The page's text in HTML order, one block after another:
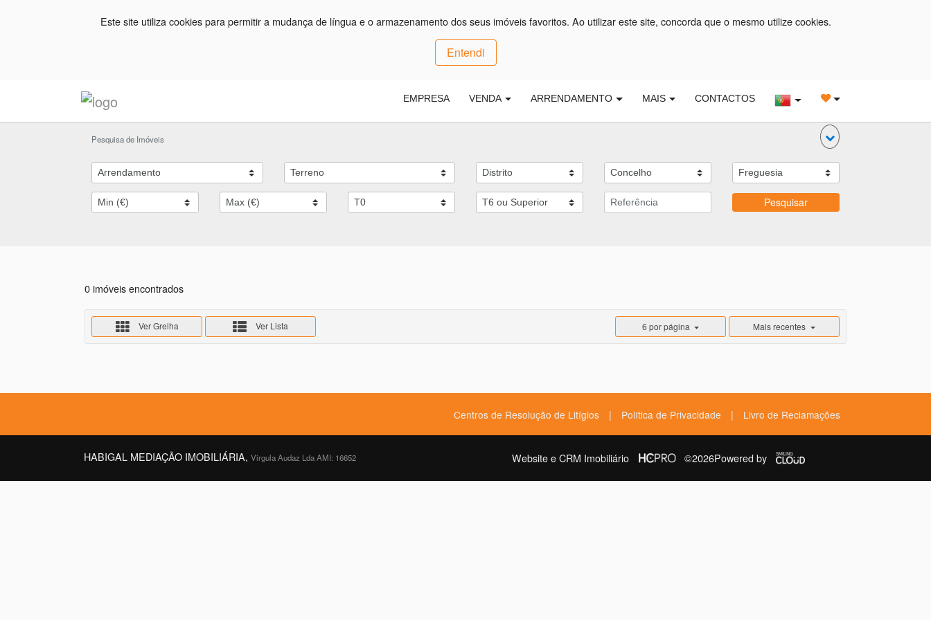
Este site utiliza cookies para permitir a mudança de língua e o armazenamento dos seus imóveis favoritos. Ao utilizar este site, concorda que o mesmo utilize cookies.
Entendi
EMPRESA VENDA ARRENDAMENTO MAIS CONTACTOS
Pesquisa de Imóveis
Pesquisar
0 imóveis encontrados
Ver Grelha Ver Lista 6 por página Mais recentes
Centros de Resolução de Litígios | Política de Privacidade | Livro de Reclamações
HABIGAL MEDIAÇÃO IMOBILIÁRIA, Virgula Audaz Lda AMI: 16652 Website e CRM Imobiliário ©2026Powered by